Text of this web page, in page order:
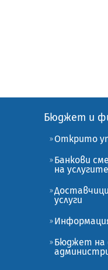
Бюджет и
Открито
Банкови
на
услуги
Бюджет на